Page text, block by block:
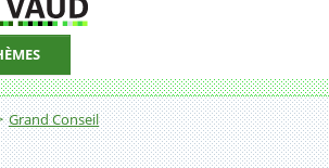
Grand Conseil